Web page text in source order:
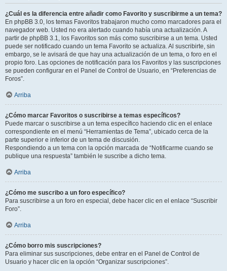
¿Cuál es la diferencia entre añadir como Favorito y suscribirme a un tema?
En phpBB 3.0, los temas Favoritos trabajaron mucho como marcadores para el
navegador web. Usted no era alertado cuando había una actualización. A
partir de phpBB 3.1, los Favoritos son más como suscribirse a un tema. Usted
puede ser notificado cuando un tema Favorito se actualiza. Al suscribirte, sin
embargo, se le avisará de que hay una actualización de un tema, o foro en el
propio foro. Las opciones de notificación para los Favoritos y las suscripciones
se pueden configurar en el Panel de Control de Usuario, en “Preferencias de
Foros”.
Arriba
¿Cómo marcar Favoritos o suscribirse a temas específicos?
Puede marcar o suscribirse a un tema específico haciendo clic en el enlace
correspondiente en el menú “Herramientas de Tema”, ubicado cerca de la
parte superior e inferior de un tema de discusión.
Respondiendo a un tema con la opción marcada de “Notificarme cuando se
publique una respuesta” también le suscribe a dicho tema.
Arriba
¿Cómo me suscribo a un foro específico?
Para suscribirse a un foro en especial, debe hacer clic en el enlace “Suscribir
Foro”.
Arriba
¿Cómo borro mis suscripciones?
Para eliminar sus suscripciones, debe entrar en el Panel de Control de
Usuario y hacer clic en la opción “Organizar suscripciones”.